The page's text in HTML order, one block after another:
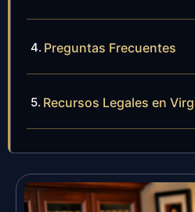
Preguntas Frecuentes
Recursos Legales en